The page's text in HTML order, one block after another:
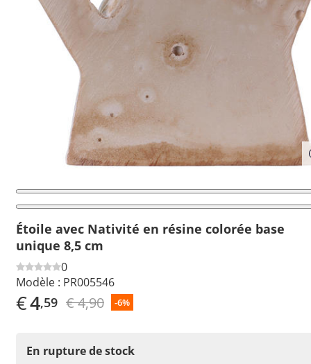
Étoile avec Nativité en résine colorée base
unique 8,5 cm
0
Modèle : PR005546
€4,59 € 4,90 -6%
En rupture de stock